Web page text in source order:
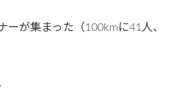
ーが集まった（100kmに41人、